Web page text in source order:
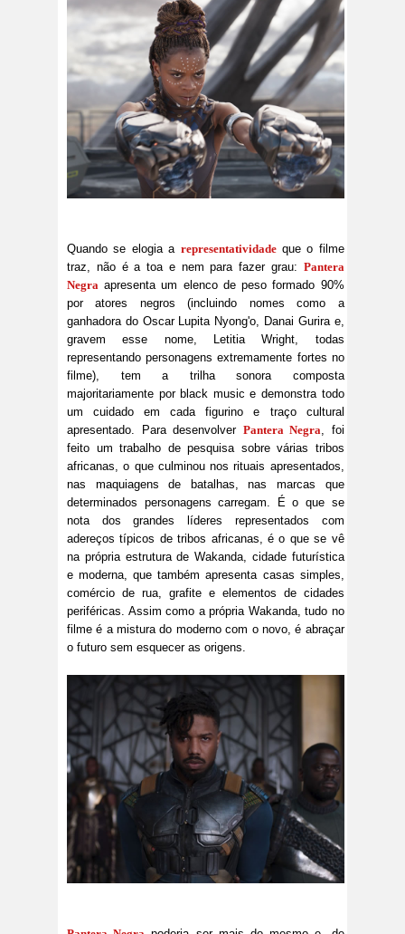
Quando se elogia a representatividadeque o filme
traz, não é a toa e nem para fazer grau: Pantera
Negra apresenta um elenco de peso formado 90%
por atores negros (incluindo nomes como a
ganhadora do Oscar Lupita Nyong'o, Danai Gurira e,
gravem esse nome, Letitia Wright, todas
representando personagens extremamente fortes no
filme), tem a trilha sonora composta
majoritariamente por black music e demonstra todo
um cuidado em cada figurino e traço cultural
apresentado. Para desenvolver Pantera Negra, foi
feito um trabalho de pesquisa sobre várias tribos
africanas, o que culminou nos rituais apresentados,
nas maquiagens de batalhas, nas marcas que
determinados personagens carregam. É o que se
nota dos grandes líderes representados com
adereços típicos de tribos africanas, é o que se vê
na própria estrutura de Wakanda, cidade futurística
e moderna, que também apresenta casas simples,
comércio de rua, grafite e elementos de cidades
periféricas. Assim como a própria Wakanda, tudo no
filme é a mistura do moderno com o novo, é abraçar
o futuro sem esquecer as origens.